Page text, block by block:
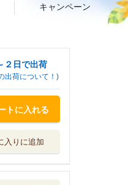
キャンペーン
２日で出荷
出荷について！)
トに入れる
入りに追加
のハネムーン
ージ